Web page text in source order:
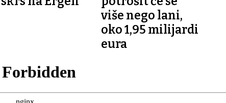
više nego lani,
oko 1,95 milijardi
eura